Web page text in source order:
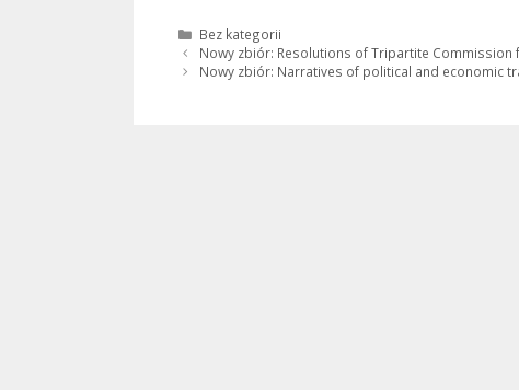
Kategorie
Bez kategorii
Nowy zbiór: Resolutions of Tripartite Commission
Nowy zbiór: Narratives of political and economic